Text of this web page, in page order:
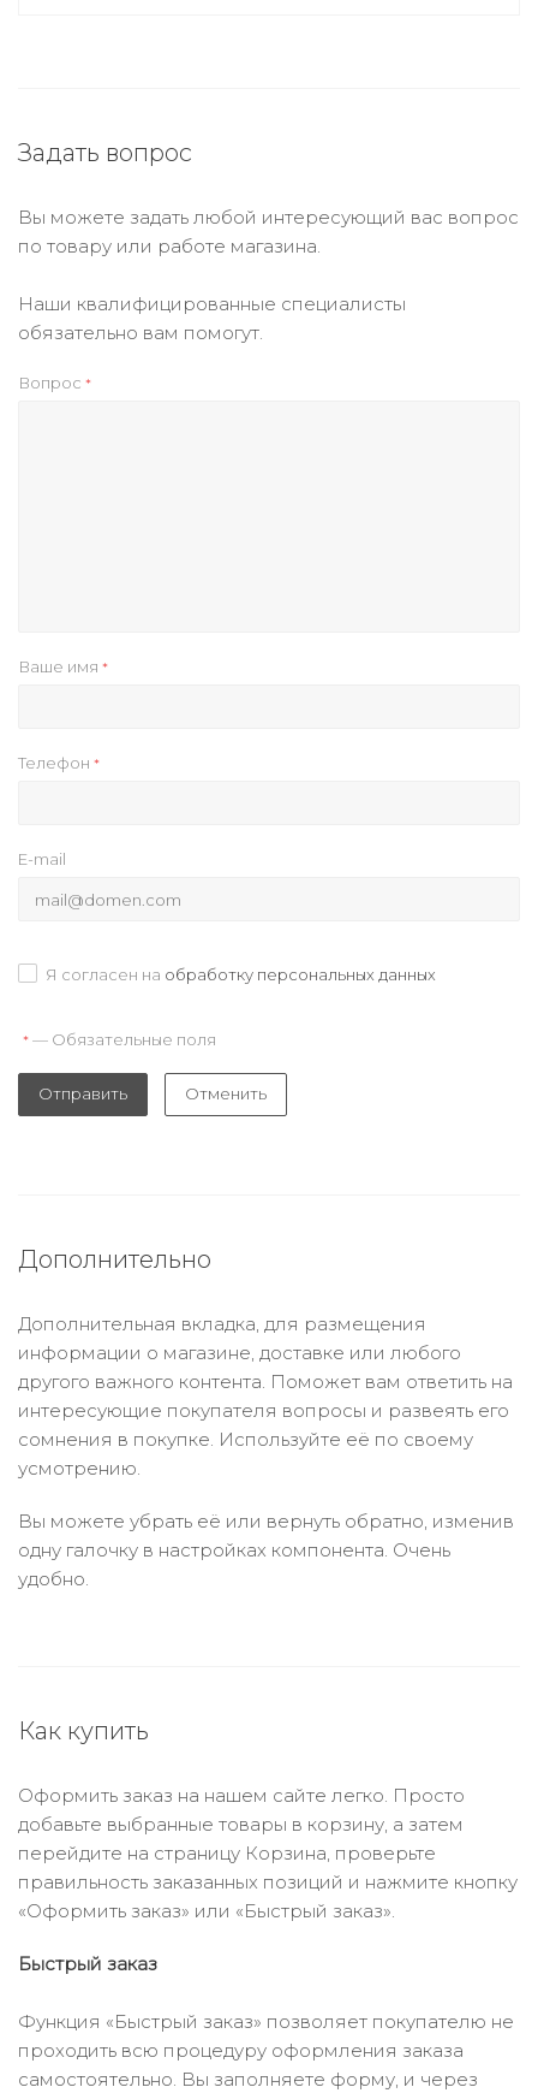
Задать вопрос
Вы можете задать любой интересующий вас вопрос
по товару или работе магазина.
Наши квалифицированные специалисты
обязательно вам помогут.
Вопрос *
Ваше имя *
Телефон *
E-mail
Я согласен на обработку персональных данных
* — Обязательные поля
Отправить Отменить
Дополнительно
Дополнительная вкладка, для размещения
информации о магазине, доставке или любого
другого важного контента. Поможет вам ответить на
интересующие покупателя вопросы и развеять его
сомнения в покупке. Используйте её по своему
усмотрению.
Вы можете убрать её или вернуть обратно, изменив
одну галочку в настройках компонента. Очень
удобно.
Как купить
Оформить заказ на нашем сайте легко. Просто
добавьте выбранные товары в корзину, а затем
перейдите на страницу Корзина, проверьте
правильность заказанных позиций и нажмите кнопку
«Оформить заказ» или «Быстрый заказ».
Быстрый заказ
Функция «Быстрый заказ» позволяет покупателю не
проходить всю процедуру оформления заказа
самостоятельно. Вы заполняете форму, и через